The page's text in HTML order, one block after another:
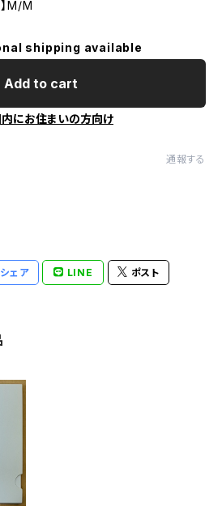
M/M
shipping available
Add to cart
にお住まいの方向け
通報する
シェア LINE ポスト